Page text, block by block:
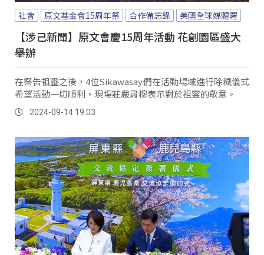
社會 原文基金會15周年祭 合作備忘錄 美國全球媒體署
【涉己新聞】原文會慶15周年活動 花創園區盛大
舉辦
在祭告祖靈之後，4位Sikawasay們在活動場域進行除穢儀式
希望活動一切順利，現場莊嚴肅穆表示對於祖靈的敬意。
2024-09-14 19:03